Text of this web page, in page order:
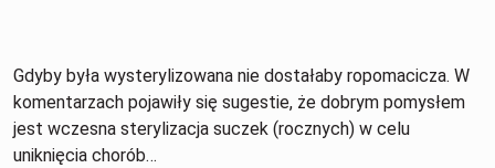
Gdyby była wysterylizowana nie dostałaby ropomacicza. W
komentarzach pojawiły się sugestie, że dobrym pomysłem
jest wczesna sterylizacja suczek (rocznych) w celu
uniknięcia chorób…